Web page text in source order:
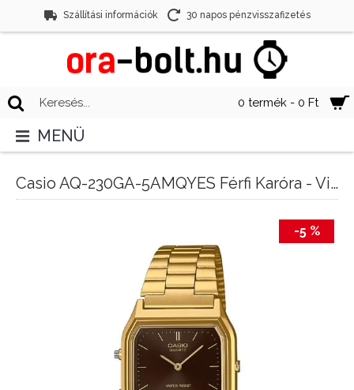
Szállítási információk 30 napos pénzvisszafizetés
0 termék - 0 Ft
MENÜ
Casio AQ-230GA-5AMQYES Férfi Karóra - Vintage
-5 %